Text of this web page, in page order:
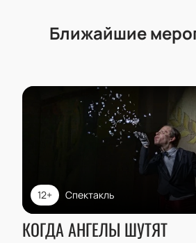
Ближайшие
Спектакль
12+
КОГДА АНГЕЛЫ ШУТЯТ